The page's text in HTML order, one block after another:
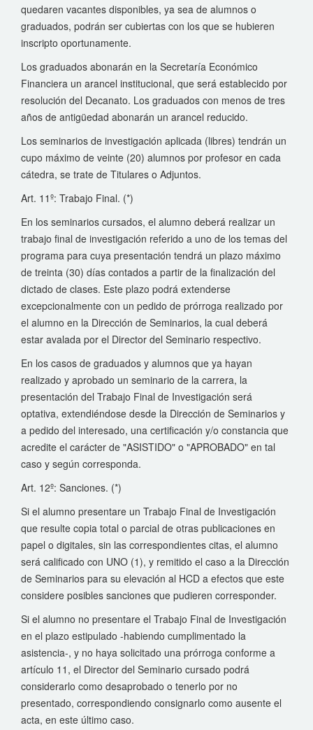
quedaren vacantes disponibles, ya sea de alumnos o
graduados, podrán ser cubiertas con los que se hubieren
inscripto oportunamente.
Los graduados abonarán en la Secretaría Económico
Financiera un arancel institucional, que será establecido por
resolución del Decanato. Los graduados con menos de tres
años de antigüedad abonarán un arancel reducido.
Los seminarios de investigación aplicada (libres) tendrán un
cupo máximo de veinte (20) alumnos por profesor en cada
cátedra, se trate de Titulares o Adjuntos.
Art. 11º: Trabajo Final. (*)
En los seminarios cursados, el alumno deberá realizar un
trabajo final de investigación referido a uno de los temas del
programa para cuya presentación tendrá un plazo máximo
de treinta (30) días contados a partir de la finalización del
dictado de clases. Este plazo podrá extenderse
excepcionalmente con un pedido de prórroga realizado por
el alumno en la Dirección de Seminarios, la cual deberá
estar avalada por el Director del Seminario respectivo.
En los casos de graduados y alumnos que ya hayan
realizado y aprobado un seminario de la carrera, la
presentación del Trabajo Final de Investigación será
optativa, extendiéndose desde la Dirección de Seminarios y
a pedido del interesado, una certificación y/o constancia que
acredite el carácter de "ASISTIDO" o "APROBADO" en tal
caso y según corresponda.
Art. 12º: Sanciones. (*)
Si el alumno presentare un Trabajo Final de Investigación
que resulte copia total o parcial de otras publicaciones en
papel o digitales, sin las correspondientes citas, el alumno
será calificado con UNO (1), y remitido el caso a la Dirección
de Seminarios para su elevación al HCD a efectos que este
considere posibles sanciones que pudieren corresponder.
Si el alumno no presentare el Trabajo Final de Investigación
en el plazo estipulado -habiendo cumplimentado la
asistencia-, y no haya solicitado una prórroga conforme a
artículo 11, el Director del Seminario cursado podrá
considerarlo como desaprobado o tenerlo por no
presentado, correspondiendo consignarlo como ausente el
acta, en este último caso.